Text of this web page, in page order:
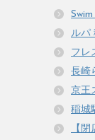
Swim
ルパ
フレ
長崎
京王
稲城
【